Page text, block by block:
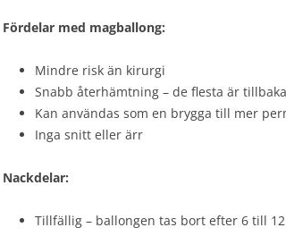
Fördelar med magballong:
Mindre risk än kirurgi
Snabb återhämtning – de flesta är
Kan användas som en brygga till mer
Inga snitt eller ärr
Nackdelar:
Tillfällig – ballongen tas bort efter 6 till